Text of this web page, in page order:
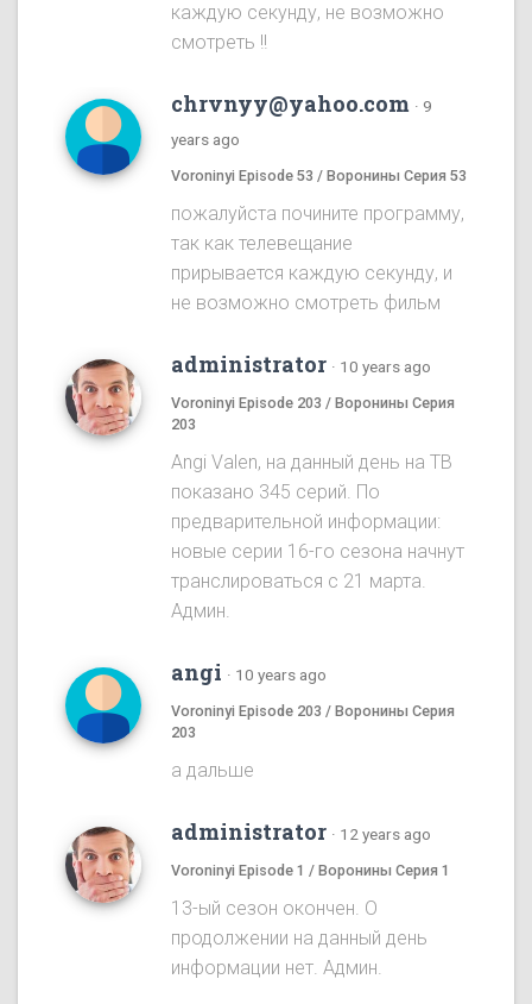
каждую секунду, не возможно
смотреть !!
chrvnyy@yahoo.com · 9
years ago
Voroninyi Episode 53 / Воронины Серия 53
пожалуйста почините программу,
так как телевещание
прирывается каждую секунду, и
не возможно смотреть фильм
administrator · 10 years ago
Voroninyi Episode 203 / Воронины Серия
203
Angi Valen, на данный день на ТВ
показано 345 серий. По
предварительной информации:
новые серии 16-го сезона начнут
транслироваться с 21 марта.
Админ.
angi · 10 years ago
Voroninyi Episode 203 / Воронины Серия
203
а дальше
administrator · 12 years ago
Voroninyi Episode 1 / Воронины Серия 1
13-ый сезон окончен. О
продолжении на данный день
информации нет. Админ.